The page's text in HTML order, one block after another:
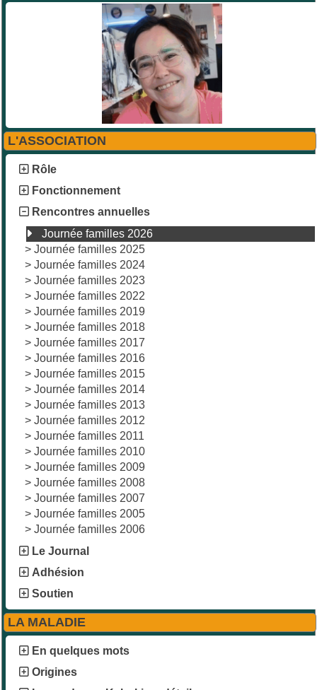
L'ASSOCIATION
Rôle
Fonctionnement
Rencontres annuelles
Journée familles 2026
> Journée familles 2025
> Journée familles 2024
> Journée familles 2023
> Journée familles 2022
> Journée familles 2019
> Journée familles 2018
> Journée familles 2017
> Journée familles 2016
> Journée familles 2015
> Journée familles 2014
> Journée familles 2013
> Journée familles 2012
> Journée familles 2011
> Journée familles 2010
> Journée familles 2009
> Journée familles 2008
> Journée familles 2007
> Journée familles 2005
> Journée familles 2006
Le Journal
Adhésion
Soutien
LA MALADIE
En quelques mots
Origines